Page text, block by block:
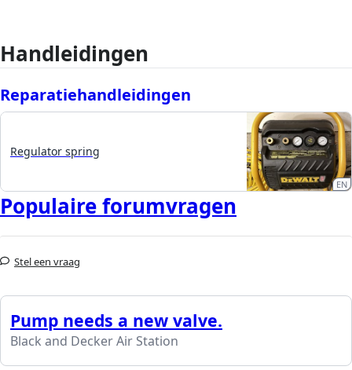
Handleidingen
Reparatiehandleidingen
Regulator spring
EN
Populaire forumvragen
Stel een vraag
Pump needs a new valve.
Black and Decker Air Station